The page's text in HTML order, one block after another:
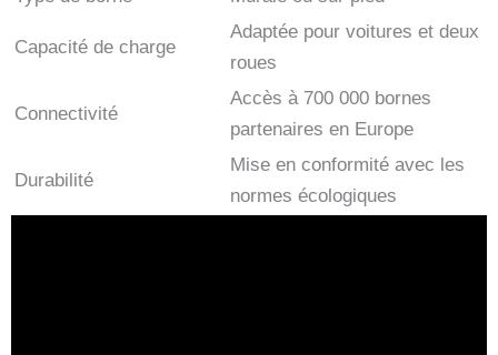
Capacité de charge
Adaptée pour voitures et deux
roues
Connectivité
Accès à 700 000 bornes
partenaires en Europe
Durabilité
Mise en conformité avec les
normes écologiques